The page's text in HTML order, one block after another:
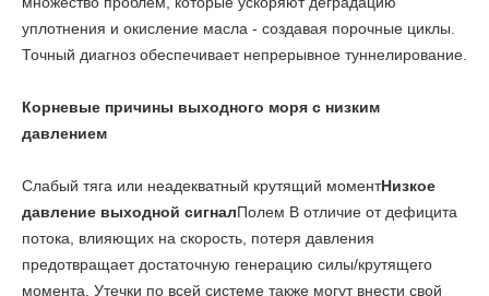
уплотнения и окисление масла - создавая порочные циклы.
Точный диагноз обеспечивает непрерывное туннелирование.
Корневые причины выходного моря с низким
давлением
Слабый тяга или неадекватный крутящий моментНизкое
давление выходной сигналПолем В отличие от дефицита
потока, влияющих на скорость, потеря давления
предотвращает достаточную генерацию силы/крутящего
момента. Утечки по всей системе также могут внести свой